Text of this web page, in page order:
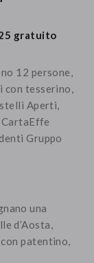
gratuito
12 persone,
tesserino,
Aperti,
CartaEffe
Gruppo
una
d’Aosta,
patentino,